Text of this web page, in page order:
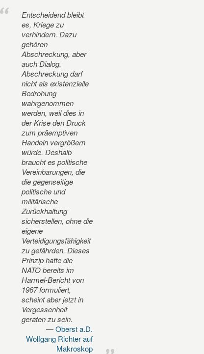
Entscheidend bleibt
es, Kriege zu
verhindern. Dazu
gehören
Abschreckung, aber
auch Dialog.
Abschreckung darf
nicht als existenzielle
Bedrohung
wahrgenommen
werden, weil dies in
der Krise den Druck
zum präemptiven
Handeln vergrößern
würde. Deshalb
braucht es politische
Vereinbarungen, die
die gegenseitige
politische und
militärische
Zurückhaltung
sicherstellen, ohne die
eigene
Verteidigungsfähigkeit
zu gefährden. Dieses
Prinzip hatte die
NATO bereits im
Harmel-Bericht von
1967 formuliert,
scheint aber jetzt in
Vergessenheit
geraten zu sein.
Oberst a.D.
Wolfgang Richter auf
Makroskop